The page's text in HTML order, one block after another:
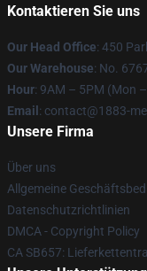
Kontaktieren Sie uns
Our Head Office: 450
Our Warehouse: No.
Hour: 9AM – 5PM (Mon
Email : contact@1883-
Unsere Firma
Über uns
Allgemeine
Datenschutzrichtlinien
DMCA - Copyright Policy
CA SB657: